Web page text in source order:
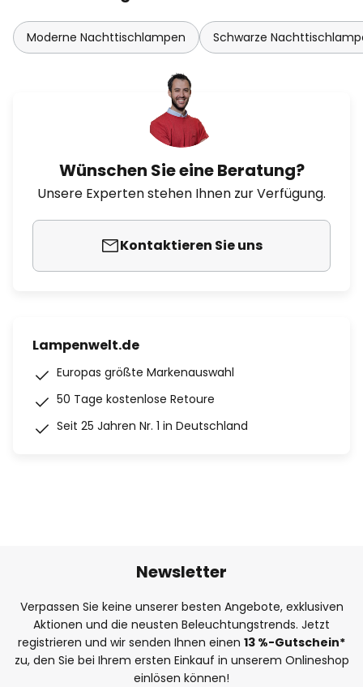
Moderne Nachttischlampen Schwarze
Wünschen Sie eine Beratung?
Unsere Experten stehen Ihnen zur Verfügung.
Kontaktieren Sie uns
Lampenwelt.de
Europas größte Markenauswahl
50 Tage kostenlose Retoure
Seit 25 Jahren Nr. 1 in Deutschland
Newsletter
Verpassen Sie keine unserer besten Angebote, exklusiven
Aktionen und die neusten Beleuchtungstrends. Jetzt
registrieren und wir senden Ihnen einen 13 %-Gutschein*
zu, den Sie bei Ihrem ersten Einkauf in unserem Onlineshop
einlösen können!